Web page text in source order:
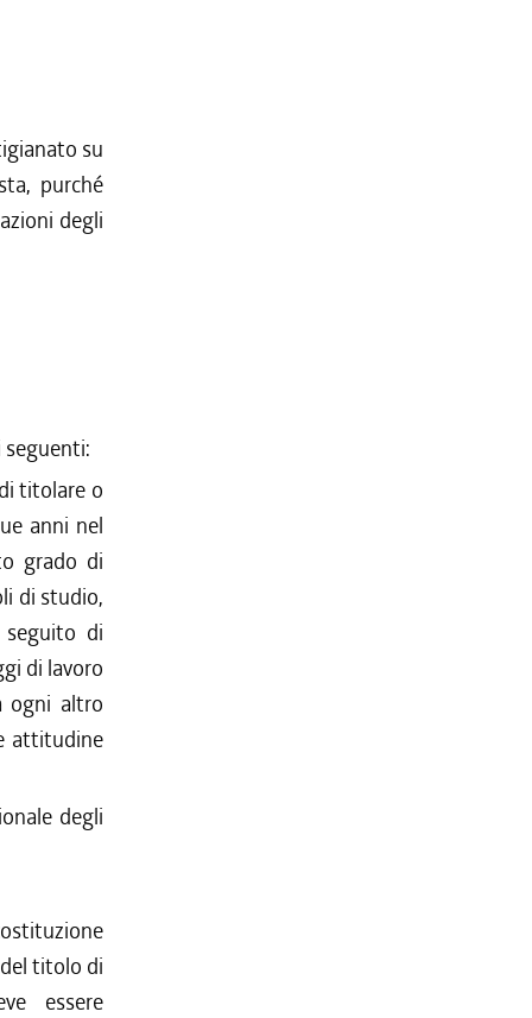
su
purché
degli
titolare o
anni nel
grado di
di studio,
di
di lavoro
ogni altro
attitudine
degli
titolo di
essere